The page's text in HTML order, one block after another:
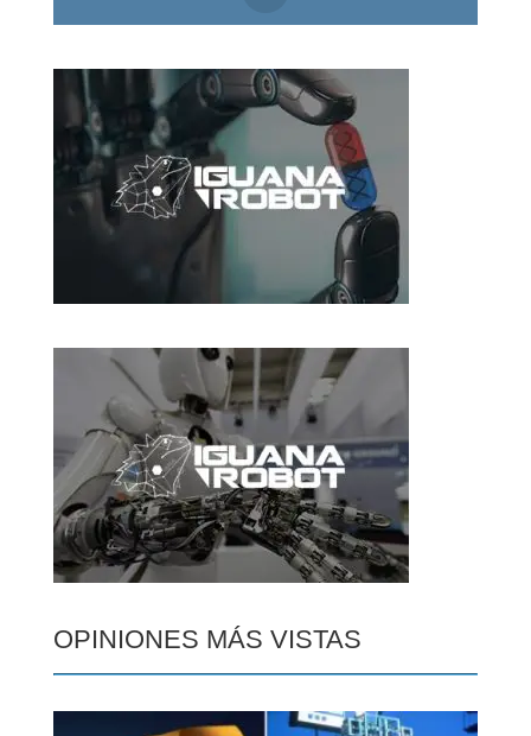
OPINIONES MÁS VISTAS